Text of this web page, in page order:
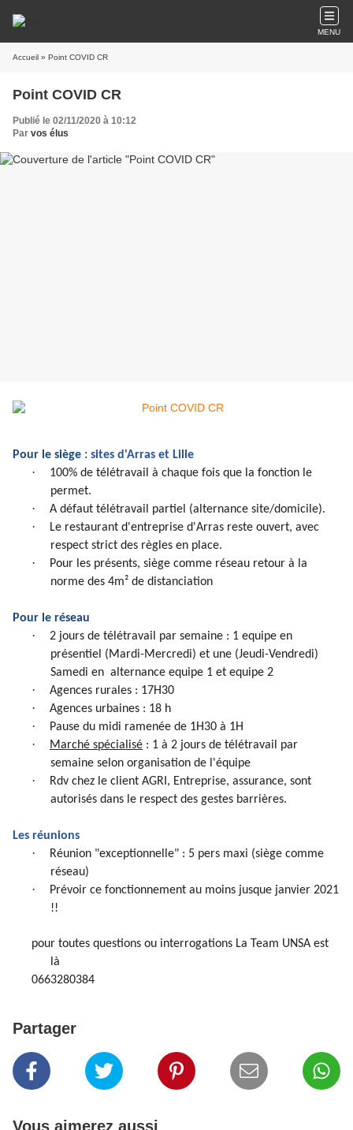
MENU
Accueil » Point COVID CR
Point COVID CR
Publié le 02/11/2020 à 10:12
Par vos élus
Pour le siège : sites d'Arras et Lille
·
100% de télétravail à chaque fois que la fonction le
permet.
· A défaut télétravail partiel (alternance site/domicile).
·
Le restaurant d'entreprise d'Arras reste ouvert, avec
respect strict des règles en place.
·
Pour les présents, siège comme réseau retour à la
norme des 4m² de distanciation
Pour le réseau
·
2 jours de télétravail par semaine : 1 equipe en
présentiel (Mardi-Mercredi) et une (Jeudi-Vendredi)
Samedi en alternance equipe 1 et equipe 2
· Agences rurales : 17H30
· Agences urbaines : 18 h
· Pause du midi ramenée de 1H30 à 1H
· Marché spécialisé : 1 à 2 jours de télétravail par
semaine selon organisation de l'équipe
·
Rdv chez le client AGRI, Entreprise, assurance, sont
autorisés dans le respect des gestes barrières.
Les réunions
·
Réunion "exceptionnelle" : 5 pers maxi (siège comme
réseau)
·
Prévoir ce fonctionnement au moins jusque janvier 2021
!!
pour toutes questions ou interrogations La Team UNSA est
là
0663280384
Partager
Vous aimerez aussi